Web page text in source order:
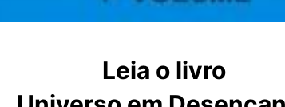
Leia o livro